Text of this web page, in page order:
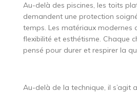
Au-delà des piscines, les toits
demandent une protection
temps. Les matériaux modernes
flexibilité et esthétisme. Chaque
pensé pour durer et respirer la
Au-delà de la technique, il s’agit